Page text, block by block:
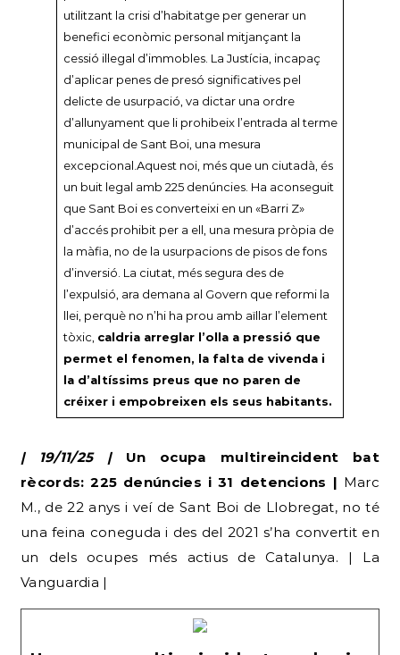
utilitzant la crisi d’habitatge per generar un
benefici econòmic personal mitjançant la
cessió il·legal d’immobles. La Justícia, incapaç
d’aplicar penes de presó significatives pel
delicte de usurpació, va dictar una ordre
d’allunyament que li prohibeix l’entrada al terme
municipal de Sant Boi, una mesura
excepcional.Aquest noi, més que un ciutadà, és
un buit legal amb 225 denúncies. Ha aconseguit
que Sant Boi es converteixi en un «Barri Z»
d’accés prohibit per a ell, una mesura pròpia de
la màfia, no de la usurpacions de pisos de fons
d’inversió. La ciutat, més segura des de
l’expulsió, ara demana al Govern que reformi la
llei, perquè no n’hi ha prou amb aïllar l’element
tòxic, caldria arreglar l’olla a pressió que
permet el fenomen, la falta de vivenda i
la d’altíssims preus que no paren de
créixer i empobreixen els seus habitants.
| 19/11/25 |Un ocupa multireincident bat
rècords: 225 denúncies i 31 detencions | Marc
M., de 22 anys i veí de Sant Boi de Llobregat, no té
una feina coneguda i des del 2021 s’ha convertit en
un dels ocupes més actius de Catalunya. | La
Vanguardia |